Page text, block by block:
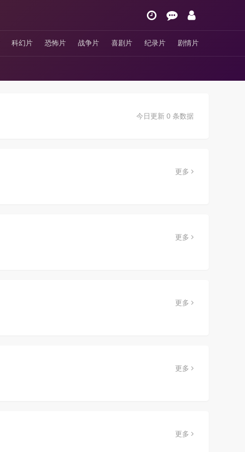
科幻片 恐怖片 战争片 喜剧片 纪录片 剧情片
今日更新 0 条数据
更多
更多
更多
更多
更多